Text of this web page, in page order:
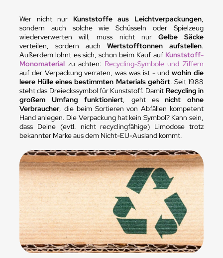
Wer nicht nur Kunststoffe aus Leichtverpackungen,
sondern auch solche wie Schüsseln oder Spielzeug
wiederverwerten will, muss nicht nur Gelbe Säcke
verteilen, sordern auch Wertstofftonnen aufstellen.
Außerdem lohnt es sich, schon beim Kauf auf Kunststoff-
Monomaterial zu achten: Recycling-Symbole und Ziffern
auf der Verpackung verraten, was was ist - undwohin die
leere Hülle eines bestimmten Materials gehört. Seit 1988
steht das Dreieckssymbol für Kunststoff. Damit Recycling in
großem Umfang funktioniert, geht esnicht ohne
Verbraucher, die beim Sortieren von Abfällen kompetent
Hand anlegen. Die Verpackung hat kein Symbol? Kann sein,
dass Deine (evtl. nicht recyclingfähige) Limodose trotz
bekannter Marke aus dem Nicht-EU-Ausland kommt.